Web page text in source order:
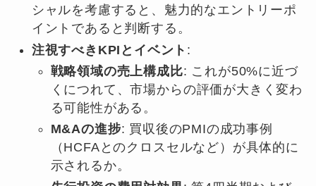
シャルを考慮すると、魅力的なエントリーポ
イントであると判断する。
注視すべきKPIとイベント :
戦略領域の売上構成比: これが50%に近づ
くにつれて、市場からの評価が大きく変わ
る可能性がある。
M&Aの進捗: 買収後のPMIの成功事例
（HCFAとのクロスセルなど）が具体的に
示されるか。